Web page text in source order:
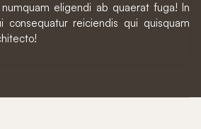
eligendi ab quaerat fuga! In
consequatur reiciendis qui quisquam